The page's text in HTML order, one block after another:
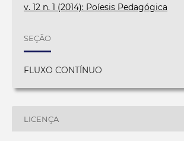
v. 12 n. 1 (2014): Poíesis Pedagógica
SEÇÃO
FLUXO CONTÍNUO
LICENÇA